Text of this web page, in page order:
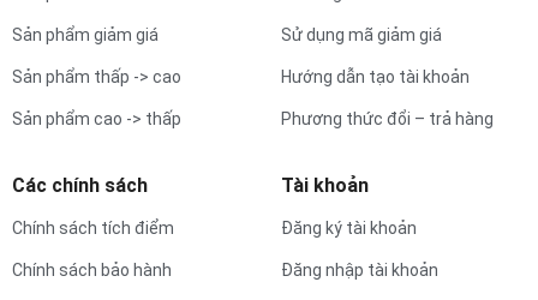
Sản phẩm giảm giá
Sản phẩm thấp -> cao
Sản phẩm cao -> thấp
Sử dụng mã giảm giá
Hướng dẫn tạo tài khoản
Phương thức đổi – trả hàng
Các chính sách
Chính sách tích điểm
Chính sách bảo hành
Tài khoản
Đăng ký tài khoản
Đăng nhập tài khoản